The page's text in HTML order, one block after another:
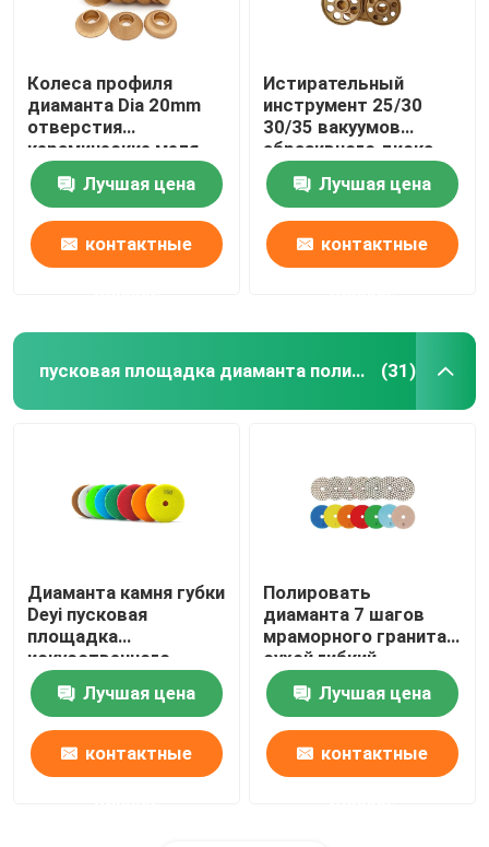
Колеса профиля
диаманта Dia 20mm
отверстия
керамические меля
вакуумируют паянный
Лучшая цена
контактные
Истирательный
инструмент 25/30
30/35 вакуумов
абразивного диска
диаманта утюга паял
Лучшая цена
контактные
пусковая площадка диаманта полируя (31)
Диаманта камня губки
Deyi пусковая
площадка
искусственного
кафельного полируя
для точильщика
Лучшая цена
контактные
Полировать
диаманта 7 шагов
мраморного гранита
сухой гибкий
прокладывает 4304
100mmЛучшая цена
контактные